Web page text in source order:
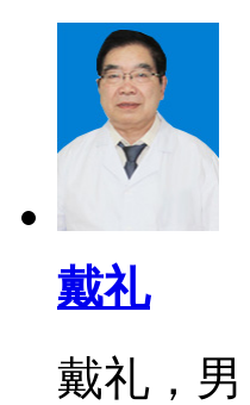
戴礼
戴礼，